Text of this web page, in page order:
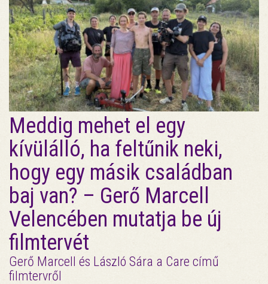
Meddig mehet el egy
kívülálló, ha feltűnik neki,
hogy egy másik családban
baj van? – Gerő Marcell
Velencében mutatja be új
filmtervét
Gerő Marcell és László Sára a Care című
filmtervről